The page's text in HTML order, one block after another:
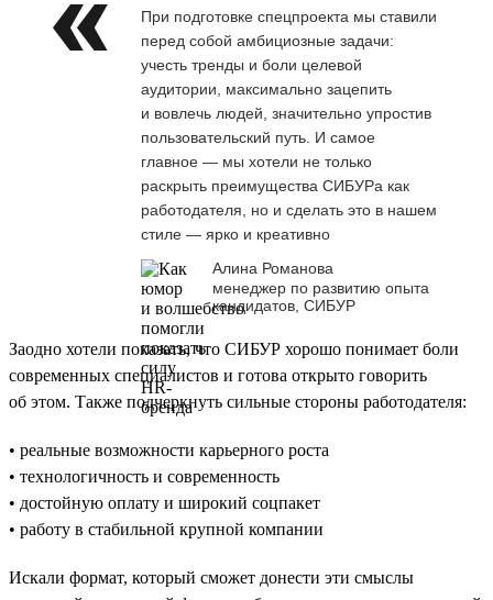
При подготовке спецпроекта мы ставили
перед собой амбициозные задачи:
учесть тренды и боли целевой
аудитории, максимально зацепить
и вовлечь людей, значительно упростив
пользовательский путь. И самое
главное — мы хотели не только
раскрыть преимущества СИБУРа как
работодателя, но и сделать это в нашем
стиле — ярко и креативно
Алина Романова
менеджер по развитию опыта
кандидатов, СИБУР
Заодно хотели показать, что СИБУР хорошо понимает боли
современных специалистов и готова открыто говорить
об этом. Также подчеркнуть сильные стороны работодателя:
• реальные возможности карьерного роста
• технологичность и современность
• достойную оплату и широкий соцпакет
• работу в стабильной крупной компании
Искали формат, который сможет донести эти смыслы